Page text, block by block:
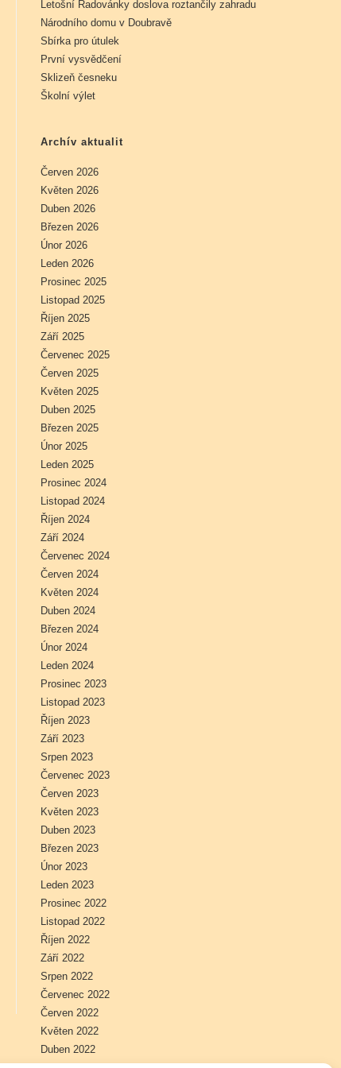
Letošní Radovánky doslova roztančily zahradu
Národního domu v Doubravě
Sbírka pro útulek
První vysvědčení
Sklizeň česneku
Školní výlet
Archív aktualit
Červen 2026
Květen 2026
Duben 2026
Březen 2026
Únor 2026
Leden 2026
Prosinec 2025
Listopad 2025
Říjen 2025
Září 2025
Červenec 2025
Červen 2025
Květen 2025
Duben 2025
Březen 2025
Únor 2025
Leden 2025
Prosinec 2024
Listopad 2024
Říjen 2024
Září 2024
Červenec 2024
Červen 2024
Květen 2024
Duben 2024
Březen 2024
Únor 2024
Leden 2024
Prosinec 2023
Listopad 2023
Říjen 2023
Září 2023
Srpen 2023
Červenec 2023
Červen 2023
Květen 2023
Duben 2023
Březen 2023
Únor 2023
Leden 2023
Prosinec 2022
Listopad 2022
Říjen 2022
Září 2022
Srpen 2022
Červenec 2022
Červen 2022
Květen 2022
Duben 2022